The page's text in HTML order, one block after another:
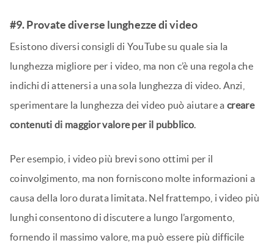
#9. Provate diverse lunghezze di video
Esistono diversi consigli di YouTube su quale sia la
lunghezza migliore per i video, ma non c’è una regola che
indichi di attenersi a una sola lunghezza di video. Anzi,
sperimentare la lunghezza dei video può aiutare a creare
contenuti di maggior valore per il pubblico.
Per esempio, i video più brevi sono ottimi per il
coinvolgimento, ma non forniscono molte informazioni a
causa della loro durata limitata. Nel frattempo, i video più
lunghi consentono di discutere a lungo l’argomento,
fornendo il massimo valore, ma può essere più difficile